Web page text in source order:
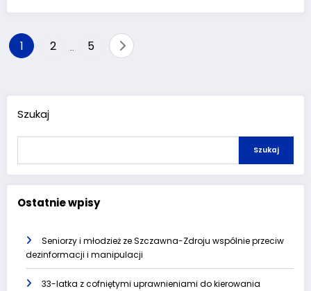
Stronicowanie
1 2 5
Szukaj
Szukaj
Ostatnie wpisy
Seniorzy i młodzież ze Szczawna-Zdroju wspólnie przeciw
dezinformacji i manipulacji
33-latka z cofniętymi uprawnieniami do kierowania